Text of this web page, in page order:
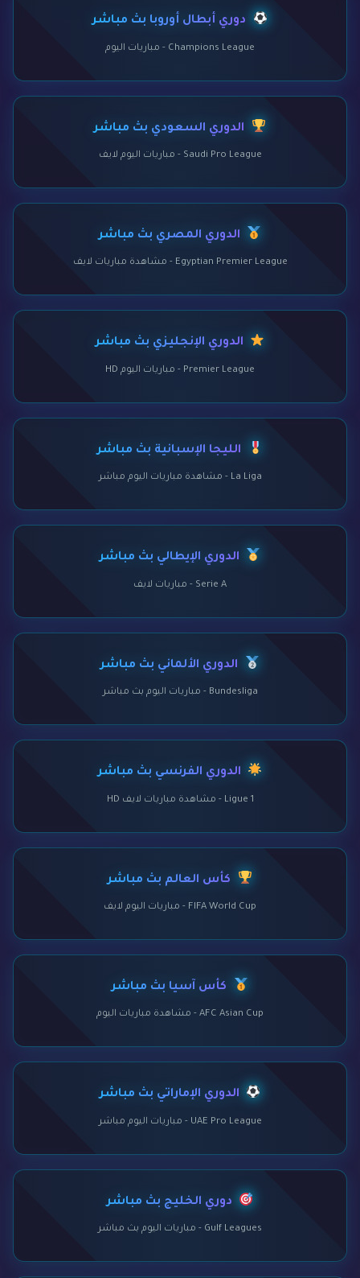
دوري أبطال أوروبا بث مباشر
Champions League - مباريات اليوم
الدوري السعودي بث مباشر
Saudi Pro League - مباريات اليوم لايف
الدوري المصري بث مباشر
Egyptian Premier League - مشاهدة مباريات لايف
الدوري الإنجليزي بث مباشر
Premier League - مباريات اليوم HD
الليجا الإسبانية بث مباشر
La Liga - مشاهدة مباريات اليوم مباشر
الدوري الإيطالي بث مباشر
Serie A - مباريات لايف
الدوري الألماني بث مباشر
Bundesliga - مباريات اليوم بث مباشر
الدوري الفرنسي بث مباشر
Ligue 1 - مشاهدة مباريات لايف HD
كأس العالم بث مباشر
FIFA World Cup - مباريات اليوم لايف
كأس آسيا بث مباشر
AFC Asian Cup - مشاهدة مباريات اليوم
الدوري الإماراتي بث مباشر
UAE Pro League - مباريات اليوم مباشر
دوري الخليج بث مباشر
Gulf Leagues - مباريات اليوم بث مباشر